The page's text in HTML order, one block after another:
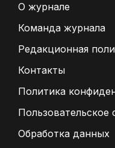
О журнале
Команда журнала
Редакционная
Контакты
Политика
Пользовательское
Обработка данных